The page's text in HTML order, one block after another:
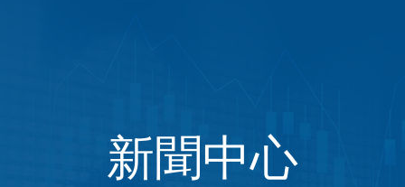
新聞中心